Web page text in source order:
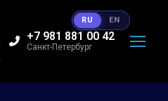
+7 981 881 00 42
Санкт-Петербург
RU EN